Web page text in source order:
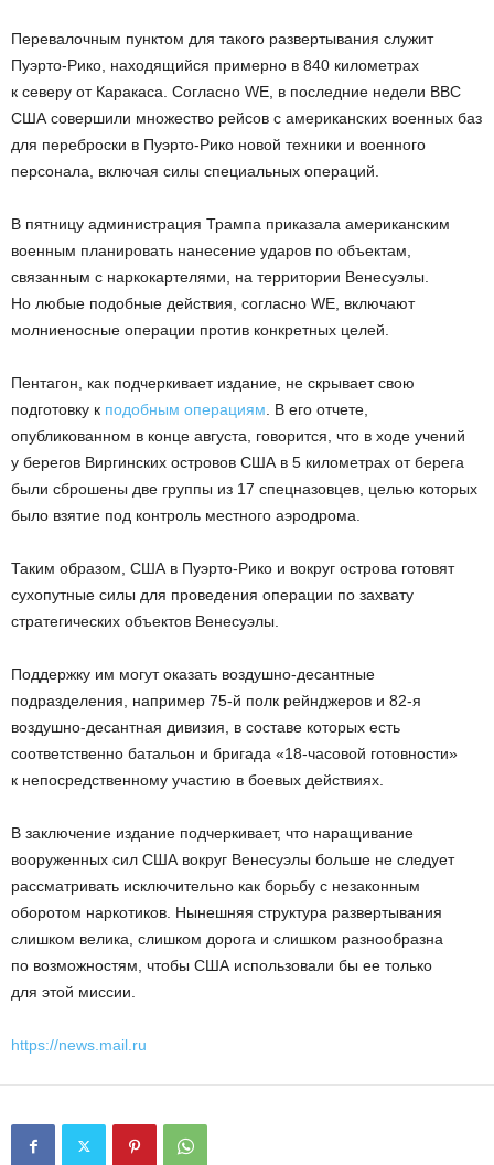
Перевалочным пунктом для такого развертывания служит
Пуэрто-Рико, находящийся примерно в 840 километрах
к северу от Каракаса. Согласно WE, в последние недели ВВС
США совершили множество рейсов с американских военных баз
для переброски в Пуэрто-Рико новой техники и военного
персонала, включая силы специальных операций.
В пятницу администрация Трампа приказала американским
военным планировать нанесение ударов по объектам,
связанным с наркокартелями, на территории Венесуэлы.
Но любые подобные действия, согласно WE, включают
молниеносные операции против конкретных целей.
Пентагон, как подчеркивает издание, не скрывает свою
подготовку к подобным операциям . В его отчете,
опубликованном в конце августа, говорится, что в ходе учений
у берегов Виргинских островов США в 5 километрах от берега
были сброшены две группы из 17 спецназовцев, целью которых
было взятие под контроль местного аэродрома.
Таким образом, США в Пуэрто-Рико и вокруг острова готовят
сухопутные силы для проведения операции по захвату
стратегических объектов Венесуэлы.
Поддержку им могут оказать воздушно-десантные
подразделения, например 75-й полк рейнджеров и 82-я
воздушно-десантная дивизия, в составе которых есть
соответственно батальон и бригада «18-часовой готовности»
к непосредственному участию в боевых действиях.
В заключение издание подчеркивает, что наращивание
вооруженных сил США вокруг Венесуэлы больше не следует
рассматривать исключительно как борьбу с незаконным
оборотом наркотиков. Нынешняя структура развертывания
слишком велика, слишком дорога и слишком разнообразна
по возможностям, чтобы США использовали бы ее только
для этой миссии.
https://news.mail.ru